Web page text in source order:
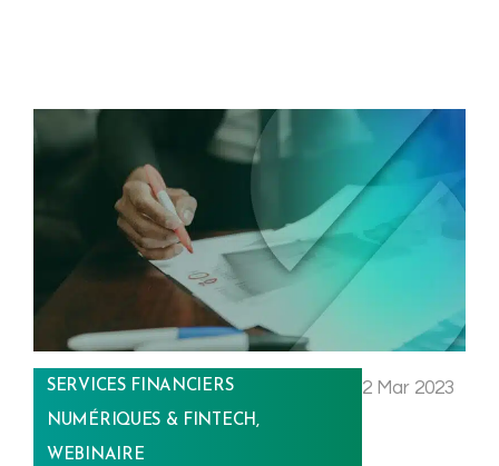
SERVICES FINANCIERS
NUMÉRIQUES & FINTECH,
WEBINAIRE
2 Mar 2023